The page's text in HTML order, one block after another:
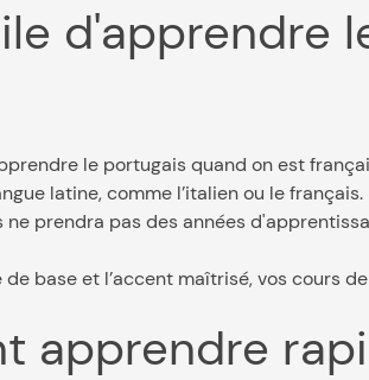
d'apprendre
le portugais quand on est
latine, comme l’italien ou le
ne prendra pas des années
de base et l’accent maîtrisé, vos cours
apprendre